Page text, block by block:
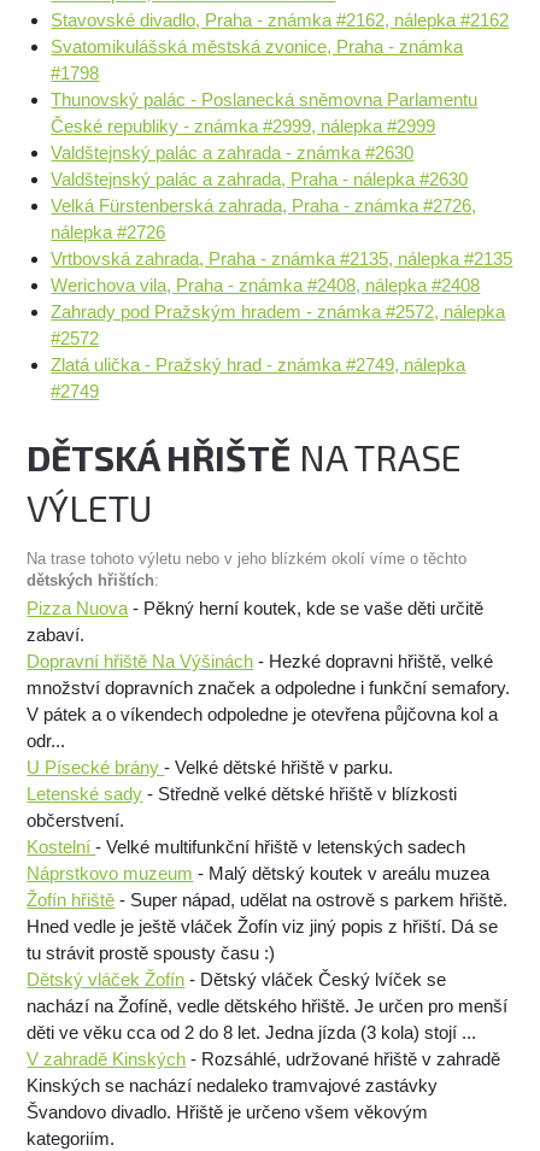
Stavovské divadlo, Praha - známka #2162, nálepka #2162
Svatomikulášská městská zvonice, Praha - známka
#1798
Thunovský palác - Poslanecká sněmovna Parlamentu
České republiky - známka #2999, nálepka #2999
Valdštejnský palác a zahrada - známka #2630
Valdštejnský palác a zahrada, Praha - nálepka #2630
Velká Fürstenberská zahrada, Praha - známka #2726,
nálepka #2726
Vrtbovská zahrada, Praha - známka #2135, nálepka #2135
Werichova vila, Praha - známka #2408, nálepka #2408
Zahrady pod Pražským hradem - známka #2572, nálepka
#2572
Zlatá ulička - Pražský hrad - známka #2749, nálepka
#2749
DĚTSKÁ HŘIŠTĚ NA TRASE
VÝLETU
Na trase tohoto výletu nebo v jeho blízkém okolí víme o těchto
dětských hřištích:
Pizza Nuova - Pěkný herní koutek, kde se vaše děti určitě
zabaví.
Dopravní hřiště Na Výšinách - Hezké dopravni hřiště, velké
množství dopravních značek a odpoledne i funkční semafory.
V pátek a o víkendech odpoledne je otevřena půjčovna kol a
odr...
U Písecké brány- Velké dětské hřiště v parku.
Letenské sady - Středně velké dětské hřiště v blízkosti
občerstvení.
Kostelní- Velké multifunkční hřiště v letenských sadech
Náprstkovo muzeum - Malý dětský koutek v areálu muzea
Žofín hřiště - Super nápad, udělat na ostrově s parkem hřiště.
Hned vedle je ještě vláček Žofín viz jiný popis z hřiští. Dá se
tu strávit prostě spousty času :)
Dětský vláček Žofín - Dětský vláček Český lvíček se
nachází na Žofíně, vedle dětského hřiště. Je určen pro menší
děti ve věku cca od 2 do 8 let. Jedna jízda (3 kola) stojí ...
V zahradě Kinských - Rozsáhlé, udržované hřiště v zahradě
Kinských se nachází nedaleko tramvajové zastávky
Švandovo divadlo. Hřiště je určeno všem věkovým
kategoriím.